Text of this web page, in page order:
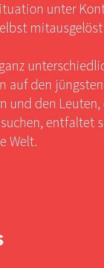
unter
auf den
und den
entfaltet
Welt.